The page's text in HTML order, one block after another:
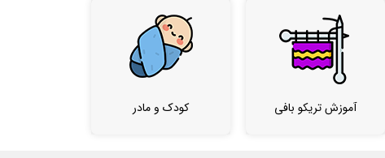
آموزش تریکو بافی کودک و مادر